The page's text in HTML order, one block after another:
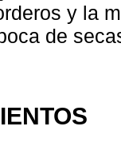
y la
de